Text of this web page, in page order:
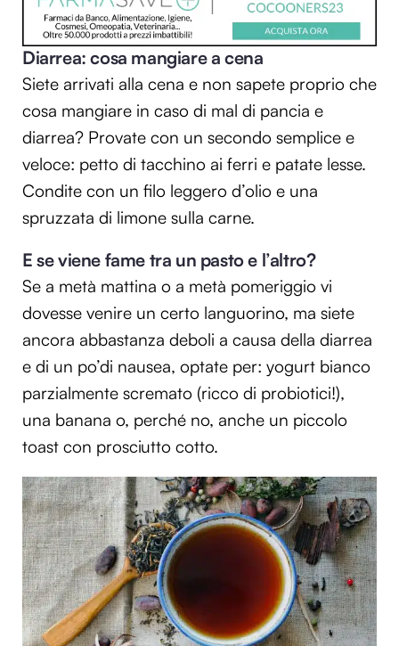
Diarrea: cosa mangiare a cena
Siete arrivati alla cena e non sapete proprio che
cosa mangiare in caso di mal di pancia e
diarrea? Provate con un secondo semplice e
veloce: petto di tacchino ai ferri e patate lesse.
Condite con un filo leggero d’olio e una
spruzzata di limone sulla carne.
E se viene fame tra un pasto e l’altro?
Se a metà mattina o a metà pomeriggio vi
dovesse venire un certo languorino, ma siete
ancora abbastanza deboli a causa della diarrea
e di un po’di nausea, optate per: yogurt bianco
parzialmente scremato (ricco di probiotici!),
una banana o, perché no, anche un piccolo
toast con prosciutto cotto.